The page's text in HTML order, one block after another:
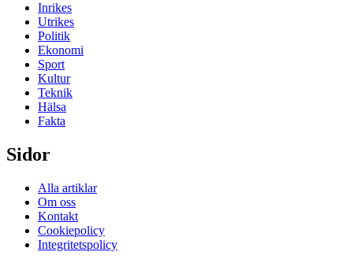
Inrikes
Utrikes
Politik
Ekonomi
Sport
Kultur
Teknik
Hälsa
Fakta
Sidor
Alla artiklar
Om oss
Kontakt
Cookiepolicy
Integritetspolicy